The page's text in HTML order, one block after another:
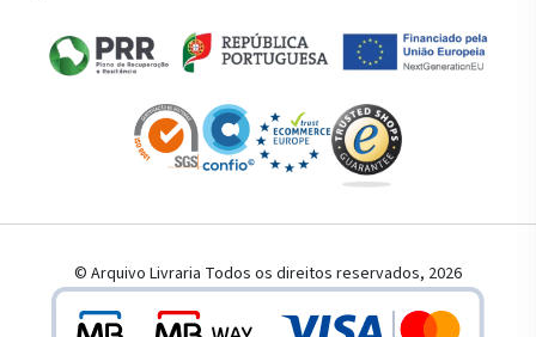
© Arquivo Livraria Todos os direitos reservados, 2026